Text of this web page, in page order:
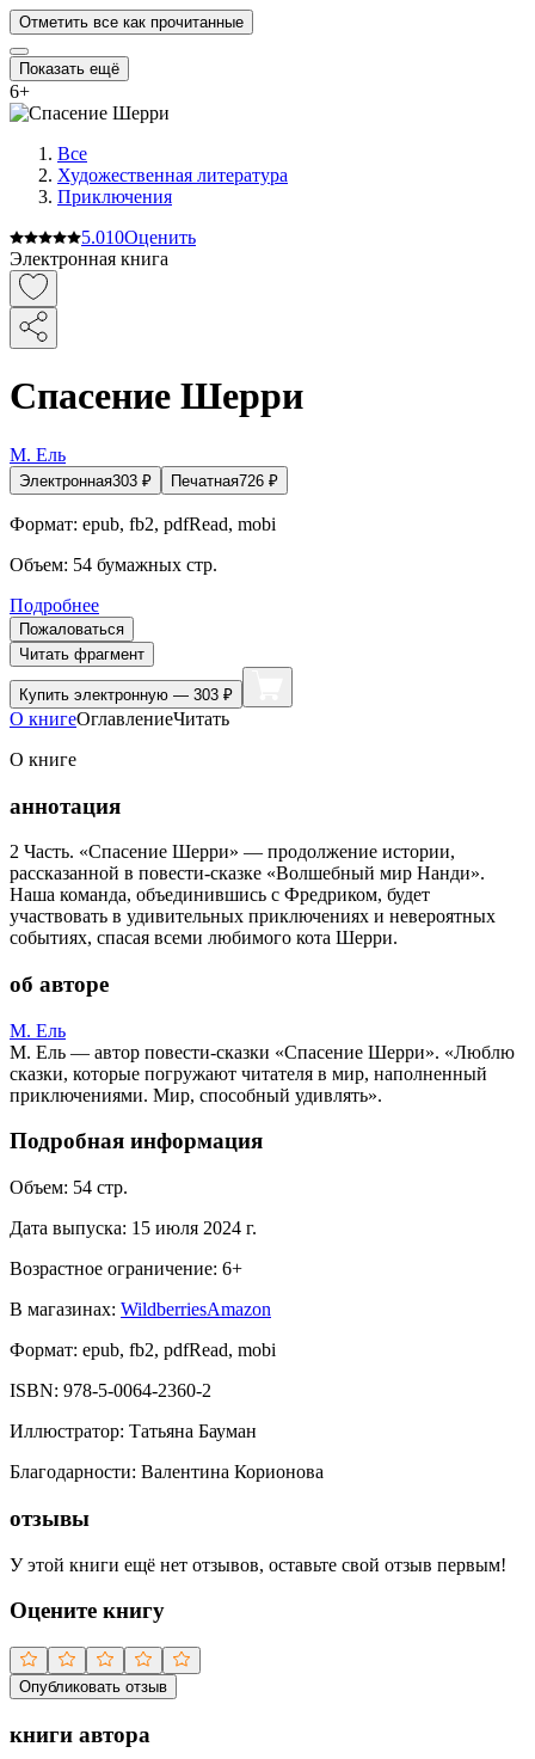
Отметить все как прочитанные
Показать ещё
6+
Все
Художественная литература
Приключения
5.010Оценить
Электронная книга
Спасение Шерри
М. Ель
Электронная303 ₽ Печатная726 ₽
Формат: epub, fb2, pdfRead, mobi
Объем: 54 бумажных стр.
Подробнее
Пожаловаться
Читать фрагмент
Купить электронную — 303 ₽
О книгеОглавлениеЧитать
О книге
аннотация
2 Часть. «Спасение Шерри» — продолжение истории,
рассказанной в повести-сказке «Волшебный мир Нанди».
Наша команда, объединившись с Фредриком, будет
участвовать в удивительных приключениях и невероятных
событиях, спасая всеми любимого кота Шерри.
об авторе
М. Ель
М. Ель — автор повести-сказки «Спасение Шерри». «Люблю
сказки, которые погружают читателя в мир, наполненный
приключениями. Мир, способный удивлять».
Подробная информация
Объем: 54 стр.
Дата выпуска: 15 июля 2024 г.
Возрастное ограничение: 6+
В магазинах: WildberriesAmazon
Формат: epub, fb2, pdfRead, mobi
ISBN: 978-5-0064-2360-2
Иллюстратор: Татьяна Бауман
Благодарности: Валентина Корионова
отзывы
У этой книги ещё нет отзывов, оставьте свой отзыв первым!
Оцените книгу
Опубликовать отзыв
книги автора